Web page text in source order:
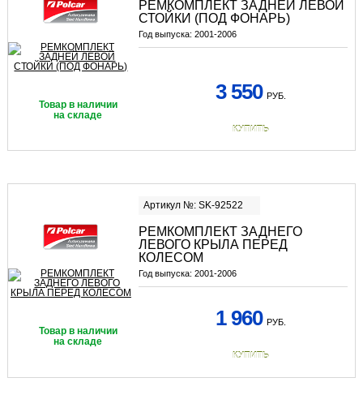
РЕМКОМПЛЕКТ ЗАДНЕЙ ЛЕВОЙ
СТОЙКИ (ПОД ФОНАРЬ)
Год выпуска: 2001-2006
Товар в наличии
на складе
3 550 РУБ.
КУПИТЬ
Артикул №: SK-92522
РЕМКОМПЛЕКТ ЗАДНЕГО
ЛЕВОГО КРЫЛА ПЕРЕД
КОЛЕСОМ
Год выпуска: 2001-2006
Товар в наличии
на складе
1 960 РУБ.
КУПИТЬ